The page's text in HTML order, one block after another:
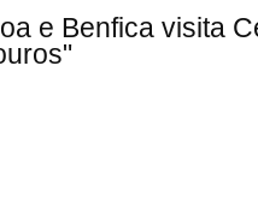
e Benfica visita